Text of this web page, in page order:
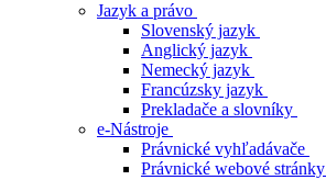
Jazyk a právo
Slovenský jazyk
Anglický jazyk
Nemecký jazyk
Francúzsky jazyk
Prekladače a slovníky
e-Nástroje
Právnické vyhľadávače
Právnické webové stránky